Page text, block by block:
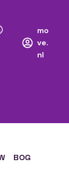
mo
ve.
nl
BOG